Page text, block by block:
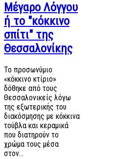
Μέγαρο Λόγγου
ή το "κόκκινο
σπίτι" της
Θεσσαλονίκης
Το προσωνύμιο
«κόκκινο κτίριο»
δόθηκε από τους
Θεσσαλονικείς λόγω
της εξωτερικής του
διακόσμησης με κόκκινα
τούβλα και κεραμικά
που διατηρούν το
χρώμα τους μέσα
στον…